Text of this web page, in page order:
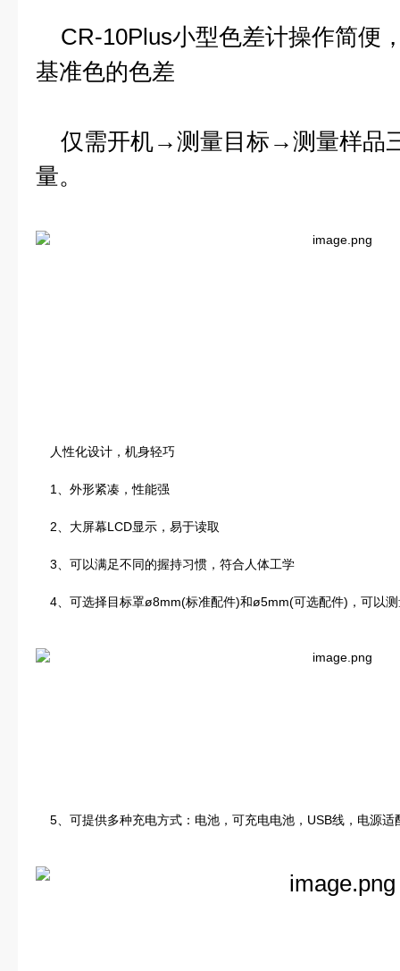
CR-10Plus小型色差计操作简便
基准色的色差
仅需开机→测量目标→测量样品
量。
人性化设计，机身轻巧
1、外形紧凑，性能强
2、大屏幕LCD显示，易于读取
3、可以满足不同的握持习惯，符合人体工学
4、可选择目标罩ø8mm(标准配件)和ø5mm(可选配件)，可以测
5、可提供多种充电方式：电池，可充电电池，USB线，电源适